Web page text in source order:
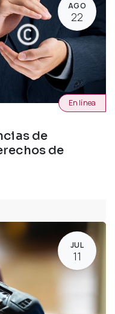
AGO
22
de
de
En línea
JUL
11